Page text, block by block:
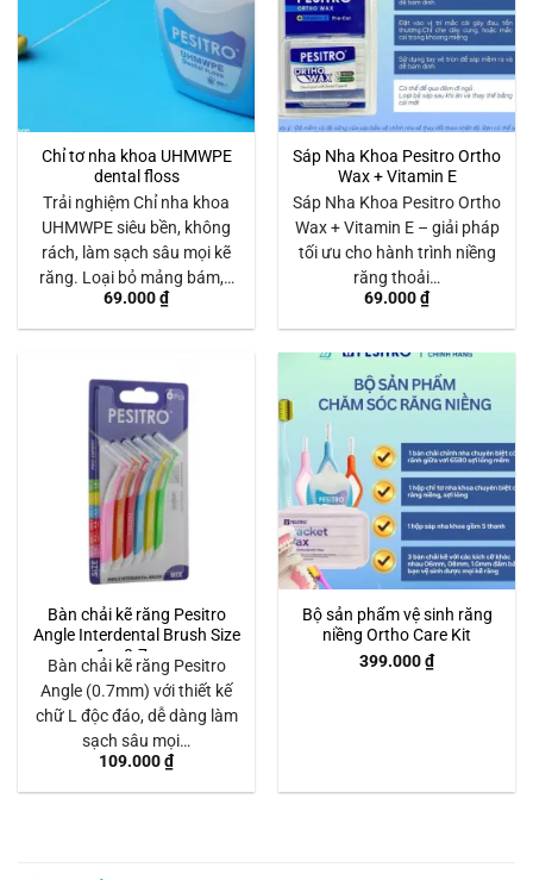
Chỉ tơ nha khoa UHMWPE
dental floss
Trải nghiệm Chỉ nha khoa
UHMWPE siêu bền, không
rách, làm sạch sâu mọi kẽ
răng. Loại bỏ mảng bám,…
69.000₫
Sáp Nha Khoa Pesitro Ortho
Wax + Vitamin E
Sáp Nha Khoa Pesitro Ortho
Wax + Vitamin E – giải pháp
tối ưu cho hành trình niềng
răng thoải…
69.000₫
Bàn chải kẽ răng Pesitro
Angle Interdental Brush Size
1 – 0.7mm
Bàn chải kẽ răng Pesitro
Angle (0.7mm) với thiết kế
chữ L độc đáo, dễ dàng làm
sạch sâu mọi…
109.000₫
Bộ sản phẩm vệ sinh răng
niềng Ortho Care Kit
399.000₫